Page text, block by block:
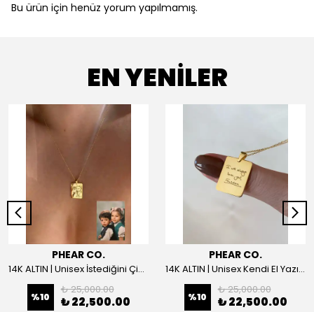
Bu ürün için henüz yorum yapılmamış.
EN YENİLER
PHEAR CO.
14K ALTIN | Unisex İstediğini Çizdir Kolye
%10
₺ 25,000.00
₺ 22,500.00
PHEAR CO.
14K ALTIN | Unisex Kendi El Yazın ile İstediğini Yazdır Plaka Kolye
%10
₺ 25,000.00
₺ 22,500.00